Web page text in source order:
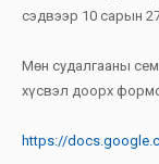
сэдвээр 10 сарын
Мөн судалгааны
хүсвэл доорх
https://